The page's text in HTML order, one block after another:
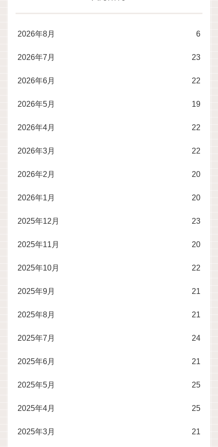
2026年8月 6
2026年7月 23
2026年6月 22
2026年5月 19
2026年4月 22
2026年3月 22
2026年2月 20
2026年1月 20
2025年12月 23
2025年11月 20
2025年10月 22
2025年9月 21
2025年8月 21
2025年7月 24
2025年6月 21
2025年5月 25
2025年4月 25
2025年3月 21